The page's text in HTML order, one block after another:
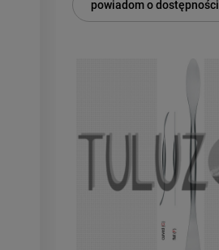
powiadom o dostępności